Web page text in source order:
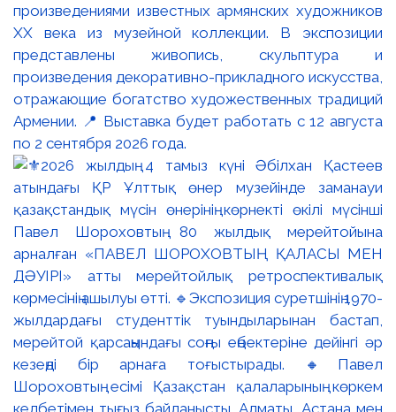
произведениями известных армянских художников
XX века из музейной коллекции. В экспозиции
представлены живопись, скульптура и
произведения декоративно-прикладного искусства,
отражающие богатство художественных традиций
Армении. 📍 Выставка будет работать с 12 августа
по 2 сентября 2026 года.